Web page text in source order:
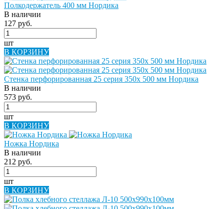
Полкодержатель 400 мм Нордика
В наличии
127 руб.
шт
В КОРЗИНУ
Стенка перфорированная 25 серия 350х 500 мм Нордика
В наличии
573 руб.
шт
В КОРЗИНУ
Ножка Нордика
В наличии
212 руб.
шт
В КОРЗИНУ